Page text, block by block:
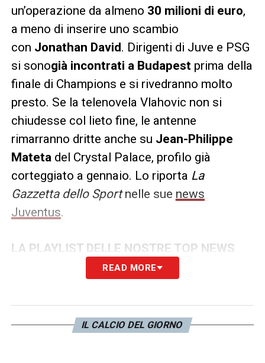
un’operazione da almeno 30 milioni di euro,
a meno di inserire uno scambio
con Jonathan David. Dirigenti di Juve e PSG
si sonogià incontrati a Budapestprima della
finale di Champions e si rivedranno molto
presto. Se la telenovela Vlahovic non si
chiudesse col lieto fine, le antenne
rimarranno dritte anche su Jean-Philippe
Matetadel Crystal Palace, profilo già
corteggiato a gennaio. Lo riporta La
Gazzetta dello Sportnelle sue news
Juventus.
LA PLAYLIST DELLE NOSTRE TOP NEWS
READ MORE
IL CALCIO DEL GIORNO